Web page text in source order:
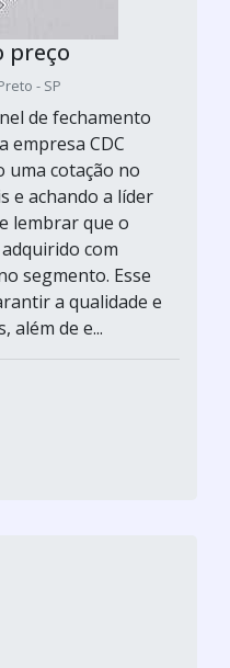
preço
- SP
de fechamento
empresa CDC
uma cotação no
e achando a líder
lembrar que o
com
segmento. Esse
a qualidade e
além de e...